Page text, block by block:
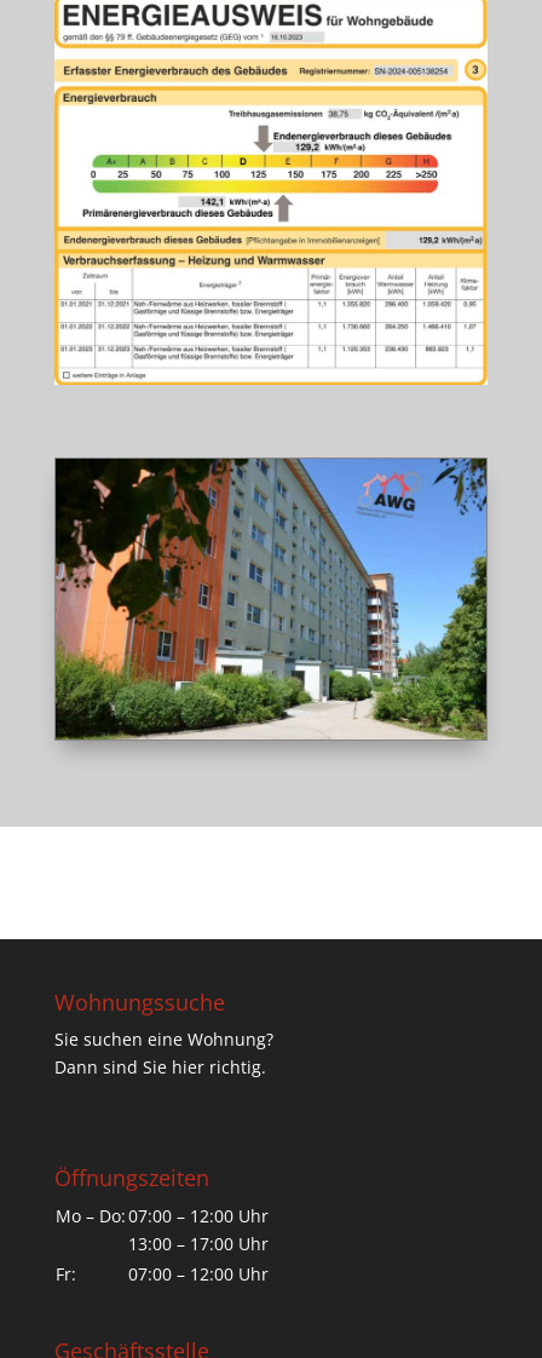
Wohnungssuche
Sie suchen eine Wohnung?
Dann sind Sie hier richtig.
Öffnungszeiten
Mo – Do:07:00 – 12:00 Uhr
13:00 – 17:00 Uhr
Fr:
07:00 – 12:00 Uhr
Geschäftsstelle